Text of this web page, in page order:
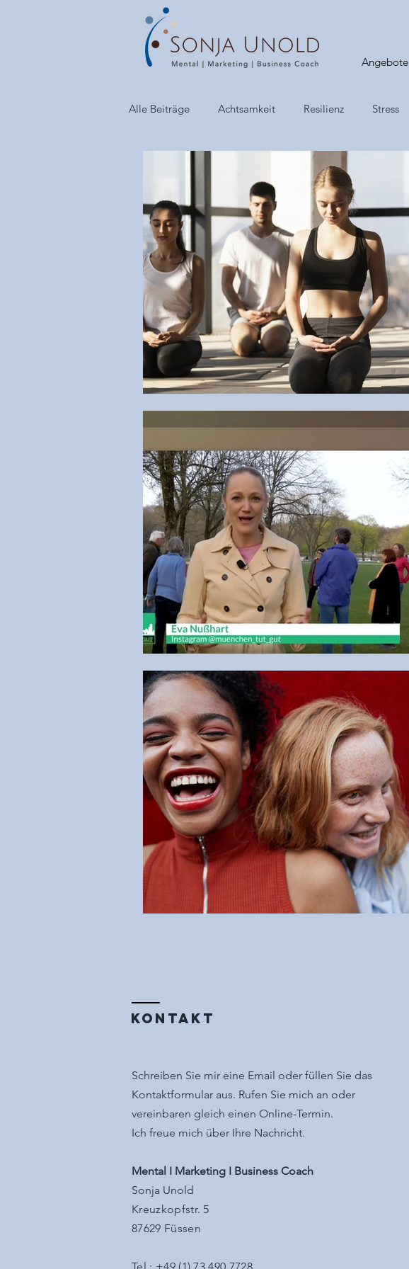
Angebote
Alle Beiträge Achtsamkeit Resilienz Stress
Buch-Tipps
KONTAKT
Schreiben Sie mir eine Email oder füllen Sie das
Kontaktformular aus. Rufen Sie mich an oder
vereinbaren gleich einen Online-Termin.
Ich freue mich über Ihre Nachricht.
Mental I Marketing I Business Coach
Sonja Unold
Kreuzkopfstr. 5
87629 Füssen